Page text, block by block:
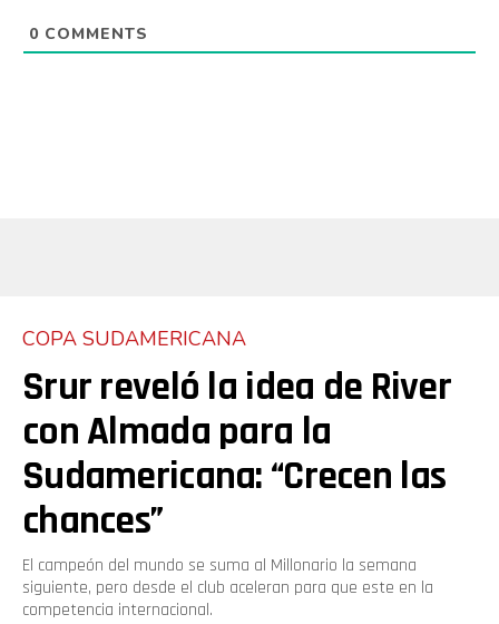
0 COMMENTS
COPA SUDAMERICANA
Srur reveló la idea de River
con Almada para la
Sudamericana: “Crecen las
chances”
El campeón del mundo se suma al Millonario la semana
siguiente, pero desde el club aceleran para que este en la
competencia internacional.